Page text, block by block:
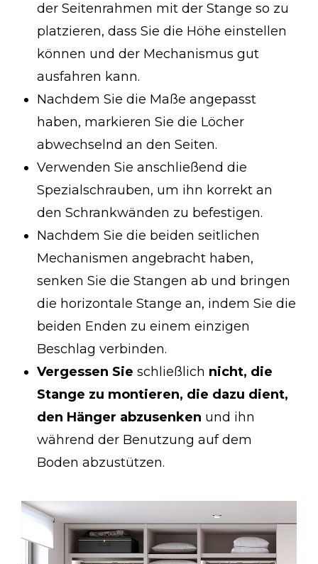
der Seitenrahmen mit der Stange so zu
platzieren, dass Sie die Höhe einstellen
können und der Mechanismus gut
ausfahren kann.
Nachdem Sie die Maße angepasst
haben, markieren Sie die Löcher
abwechselnd an den Seiten.
Verwenden Sie anschließend die
Spezialschrauben, um ihn korrekt an
den Schrankwänden zu befestigen.
Nachdem Sie die beiden seitlichen
Mechanismen angebracht haben,
senken Sie die Stangen ab und bringen
die horizontale Stange an, indem Sie die
beiden Enden zu einem einzigen
Beschlag verbinden.
Vergessen Sie schließlich nicht, die
Stange zu montieren, die dazu dient,
den Hänger abzusenken und ihn
während der Benutzung auf dem
Boden abzustützen.